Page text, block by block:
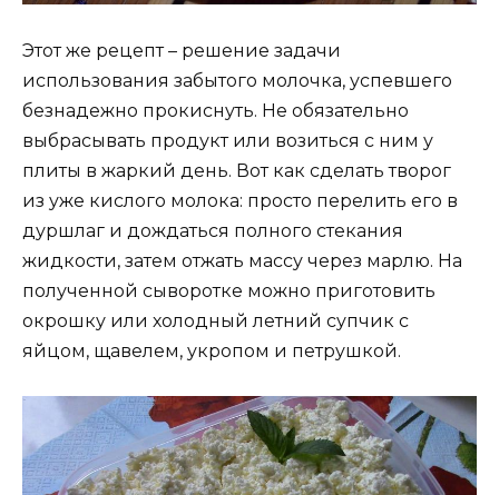
Этот же рецепт – решение задачи
использования забытого молочка, успевшего
безнадежно прокиснуть. Не обязательно
выбрасывать продукт или возиться с ним у
плиты в жаркий день. Вот как сделать творог
из уже кислого молока: просто перелить его в
дуршлаг и дождаться полного стекания
жидкости, затем отжать массу через марлю. На
полученной сыворотке можно приготовить
окрошку или холодный летний супчик с
яйцом, щавелем, укропом и петрушкой.